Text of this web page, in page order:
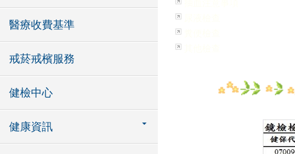
醫療收費基準
戒菸戒檳服務
健檢中心
健康資訊